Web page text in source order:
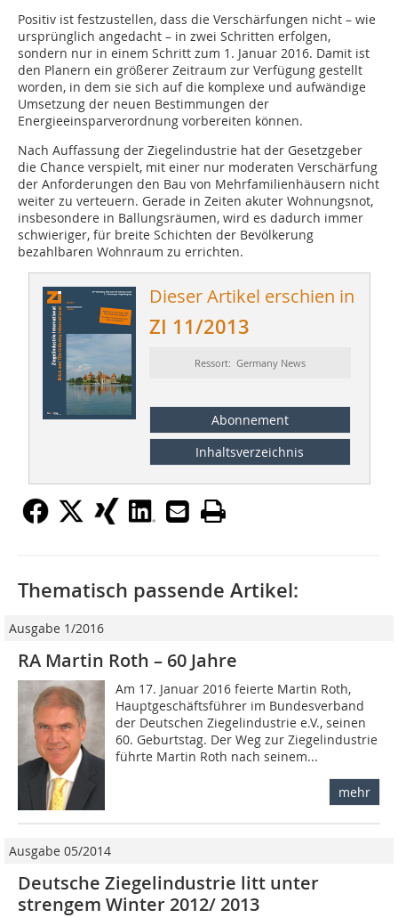
Positiv ist festzustellen, dass die Verschärfungen nicht – wie
ursprünglich angedacht – in zwei Schritten erfolgen,
sondern nur in einem Schritt zum 1. Januar 2016. Damit ist
den Planern ein größerer Zeitraum zur Verfügung gestellt
worden, in dem sie sich auf die komplexe und aufwändige
Umsetzung der neuen Bestimmungen der
Energieeinsparverordnung vorbereiten können.
Nach Auffassung der Ziegelindustrie hat der Gesetzgeber
die Chance verspielt, mit einer nur moderaten Verschärfung
der Anforderungen den Bau von Mehrfamilienhäusern nicht
weiter zu verteuern. Gerade in Zeiten akuter Wohnungsnot,
insbesondere in Ballungsräumen, wird es dadurch immer
schwieriger, für breite Schichten der Bevölkerung
bezahlbaren Wohnraum zu errichten.
Dieser Artikel erschien in
ZI 11/2013
Ressort: Germany News
Abonnement
Inhaltsverzeichnis
Thematisch passende Artikel:
Ausgabe 1/2016
RA Martin Roth – 60 Jahre
Am 17. Januar 2016 feierte Martin Roth,
Hauptgeschäftsführer im Bundesverband
der Deutschen Ziegelindustrie e.V., seinen
60. Geburtstag. Der Weg zur Ziegelindustrie
führte Martin Roth nach seinem...
mehr
Ausgabe 05/2014
Deutsche Ziegelindustrie litt unter
strengem Winter 2012/ 2013